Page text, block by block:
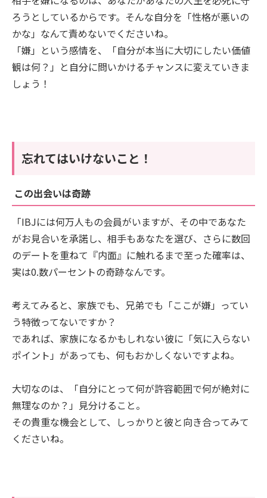
ろうとしているからです。そんな自分を「性格が悪いの
かな」なんて責めないでくださいね。
「嫌」という感情を、「自分が本当に大切にしたい価値
観は何？」と自分に問いかけるチャンスに変えていきま
しょう！
忘れてはいけないこと！
この出会いは奇跡
「IBJには何万人もの会員がいますが、その中であなた
がお見合いを承諾し、相手もあなたを選び、さらに数回
のデートを重ねて『内面』に触れるまで至った確率は、
実は0.数パーセントの奇跡なんです。
考えてみると、家族でも、兄弟でも「ここが嫌」ってい
う特徴ってないですか？
であれば、家族になるかもしれない彼に「気に入らない
ポイント」があっても、何もおかしくないですよね。
大切なのは、「自分にとって何が許容範囲で何が絶対に
無理なのか？」見分けること。
その貴重な機会として、しっかりと彼と向き合ってみて
くださいね。